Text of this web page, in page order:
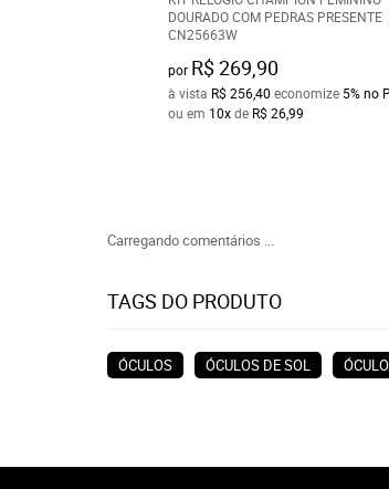
DOURADO COM PEDRAS PRESENTE
CN25663W
por R$ 269,90
à vista R$ 256,40 economize 5%no
ou em 10xde R$ 26,99
Carregando comentários ...
TAGS DO PRODUTO
ÓCULOS ÓCULOS DE SOL